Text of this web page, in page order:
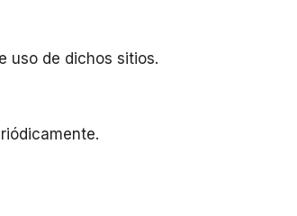
uso de dichos sitios.